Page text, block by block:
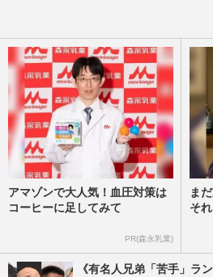
アマゾンで大人気！血圧対策は
コーヒーに足してみて
PR(森永乳業)
ま
そ
《有名人兄弟「苦手」ラ